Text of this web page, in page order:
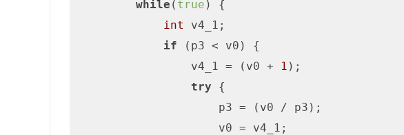
while ( true ) {
int
v4_1;
if (p3 < v0) {
                v4_1 = (v0 +
1 );
try {
                    p3 = (v0 / p3);
                    v0 = v4_1;